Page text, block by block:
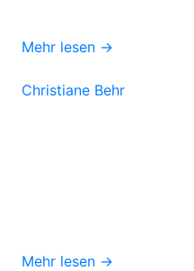
Mehr lesen →
Christiane Behr
Mehr lesen →